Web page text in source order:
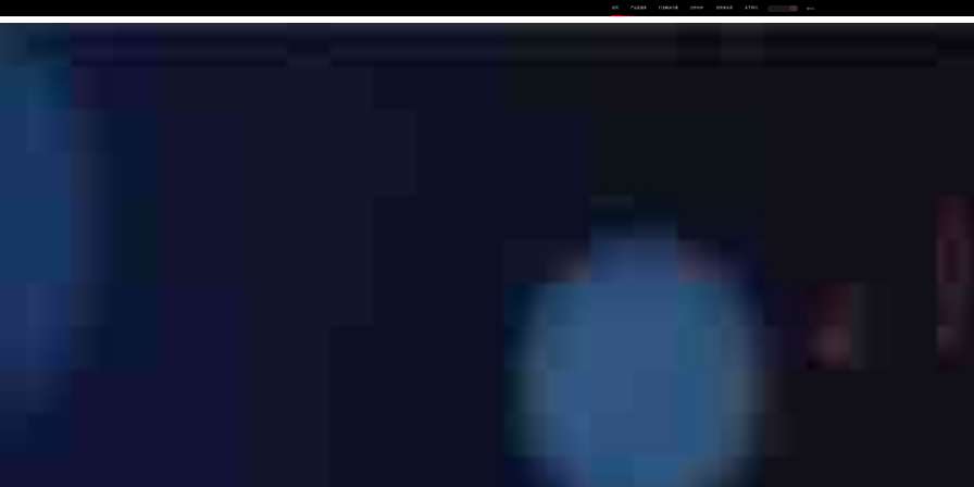
首页 产品及服务 行业解决方案 合作伙伴 投资者关系 关于我们 中EN